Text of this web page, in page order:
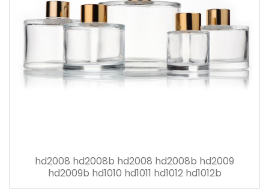
hd2008 hd2008b hd2008 hd2008b hd2009
hd2009b hd1010 hd1011 hd1012 hd1012b